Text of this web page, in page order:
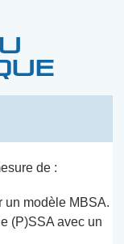
de :
un modèle MBSA.
(P)SSA avec un